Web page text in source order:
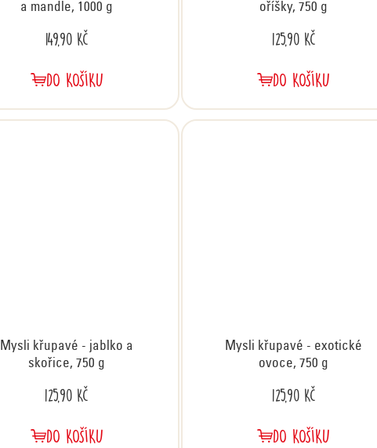
a mandle, 1000 g
149,90 Kč
DO KOŠÍKU
oříšky, 750 g
125,90 Kč
DO KOŠÍKU
Mysli křupavé - jablko a
skořice, 750 g
125,90 Kč
DO KOŠÍKU
Mysli křupavé - exotické
ovoce, 750 g
125,90 Kč
DO KOŠÍKU